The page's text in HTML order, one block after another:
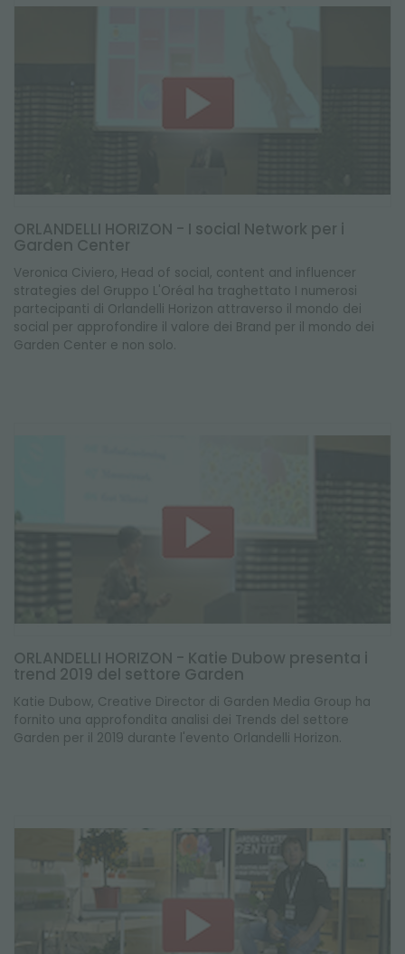
ORLANDELLI HORIZON - I social Network per i
Garden Center
Veronica Civiero, Head of social, content and influencer
strategies del Gruppo L'Oréal ha traghettato I numerosi
partecipanti di Orlandelli Horizon attraverso il mondo dei
social per approfondire il valore dei Brand per il mondo dei
Garden Center e non solo.
ORLANDELLI HORIZON - Katie Dubow presenta i
trend 2019 del settore Garden
Katie Dubow, Creative Director di Garden Media Group ha
fornito una approfondita analisi dei Trends del settore
Garden per il 2019 durante l'evento Orlandelli Horizon.